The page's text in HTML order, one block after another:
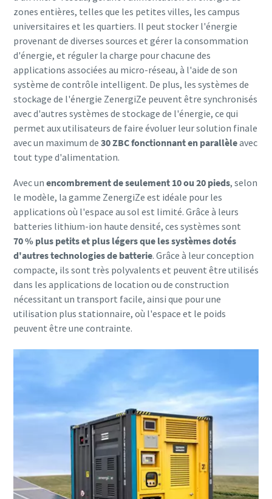
zones entières, telles que les petites villes, les campus
universitaires et les quartiers. Il peut stocker l'énergie
provenant de diverses sources et gérer la consommation
d'énergie, et réguler la charge pour chacune des
applications associées au micro-réseau, à l'aide de son
système de contrôle intelligent. De plus, les systèmes de
stockage de l'énergie ZenergiZe peuvent être synchronisés
avec d'autres systèmes de stockage de l'énergie, ce qui
permet aux utilisateurs de faire évoluer leur solution finale
avec un maximum de 30 ZBC fonctionnant en parallèleavec
tout type d'alimentation.
Avec un encombrement de seulement 10 ou 20 pieds, selon
le modèle, la gamme ZenergiZe est idéale pour les
applications où l'espace au sol est limité. Grâce à leurs
batteries lithium-ion haute densité, ces systèmes sont
70 % plus petits et plus légers que les systèmes dotés
d'autres technologies de batterie. Grâce à leur conception
compacte, ils sont très polyvalents et peuvent être utilisés
dans les applications de location ou de construction
nécessitant un transport facile, ainsi que pour une
utilisation plus stationnaire, où l'espace et le poids
peuvent être une contrainte.